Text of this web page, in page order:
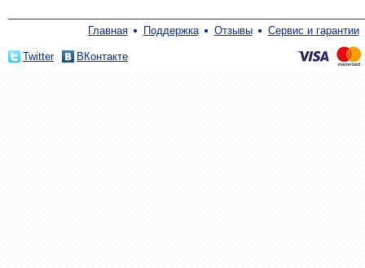
Главная Поддержка Отзывы Сервис и гарантии
Twitter ВКонтакте